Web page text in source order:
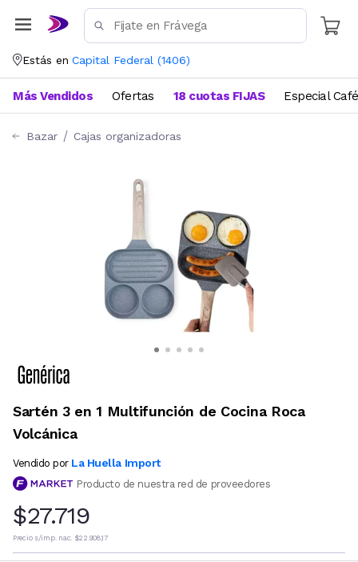
Estás en Capital Federal (1406)
Más Vendidos Ofertas 18 cuotas FIJAS Especial Café
Bazar Cajas organizadoras
Sartén 3 en 1 Multifunción de Cocina Roca
Volcánica
Vendido por La Huella Import
Producto de nuestra red de proveedores
$27.719
Precio s/imp. nac. $22.908,17